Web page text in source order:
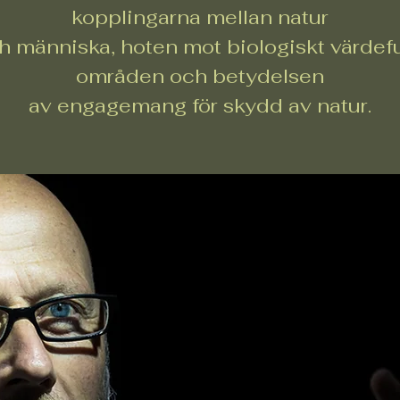
kopplingarna mellan natur
människa, hoten mot biologiskt
områden och betydelsen
av engagemang för skydd av natur.